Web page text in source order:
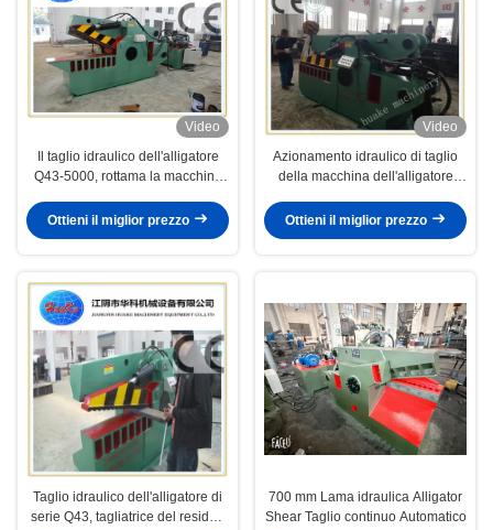
Video
Il taglio idraulico dell'alligatore
Q43-5000, rottama la macchina
Ottieni il miglior prezzo
Video
Azionamento idraulico di taglio
della macchina dell'alligatore
Ottieni il miglior prezzo
Taglio idraulico dell'alligatore di
serie Q43, tagliatrice del residuo
700 mm Lama idraulica Alligator
Shear Taglio continuo Automatico